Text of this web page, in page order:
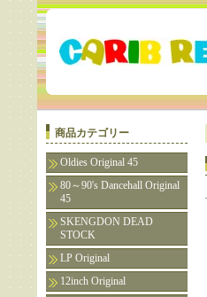
商品カテゴリー
Oldies Original 45
80～90's Dancehall Original
45
SKENGDON DEAD
STOCK
LP Original
12inch Original